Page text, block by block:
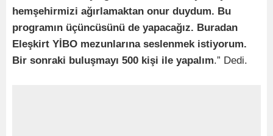
hemşehirmizi ağırlamaktan onur duydum. Bu
programın üçüncüsünü de yapacağız. Buradan
Eleşkirt YİBO mezunlarına seslenmek istiyorum.
Bir sonraki buluşmayı 500 kişi ile yapalım.” Dedi.